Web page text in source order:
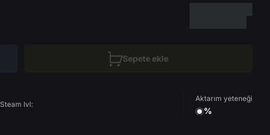
Sepete ekle
Steam lvl:
Aktarım yeteneği
%